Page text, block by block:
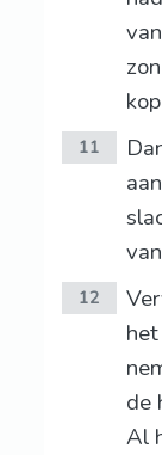
11
12
de
Al